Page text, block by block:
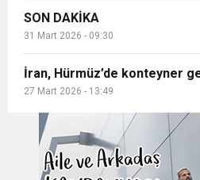
SON DAKİKA
31 Mart 2026 - 09:30
İran, Hürmüz’de konteyner
27 Mart 2026 - 13:49